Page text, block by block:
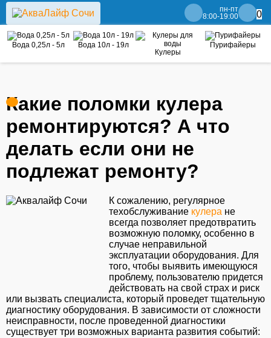
пн-пт
8:00-19:00
0
Вода 0,25л - 5л
Вода 10л - 19л
Кулеры
Пурифайеры
Какие поломки кулера
ремонтируются? А что
делать если они не
подлежат ремонту?
К сожалению, регулярное
техобслуживание кулера не
всегда позволяет предотвратить
возможную поломку, особенно в
случае неправильной
эксплуатации оборудования. Для
того, чтобы выявить имеющуюся
проблему, пользователю придется
действовать на свой страх и риск
или вызвать специалиста, который проведет тщательную
диагностику оборудования. В зависимости от сложности
неисправности, после проведенной диагностики
существует три возможных варианта развития событий: